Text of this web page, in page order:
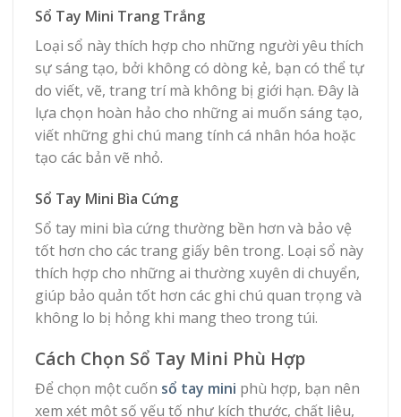
Sổ Tay Mini Trang Trắng
Loại sổ này thích hợp cho những người yêu thích
sự sáng tạo, bởi không có dòng kẻ, bạn có thể tự
do viết, vẽ, trang trí mà không bị giới hạn. Đây là
lựa chọn hoàn hảo cho những ai muốn sáng tạo,
viết những ghi chú mang tính cá nhân hóa hoặc
tạo các bản vẽ nhỏ.
Sổ Tay Mini Bìa Cứng
Sổ tay mini bìa cứng thường bền hơn và bảo vệ
tốt hơn cho các trang giấy bên trong. Loại sổ này
thích hợp cho những ai thường xuyên di chuyển,
giúp bảo quản tốt hơn các ghi chú quan trọng và
không lo bị hỏng khi mang theo trong túi.
Cách Chọn Sổ Tay Mini Phù Hợp
Để chọn một cuốn sổ tay mini phù hợp, bạn nên
xem xét một số yếu tố như kích thước, chất liệu,